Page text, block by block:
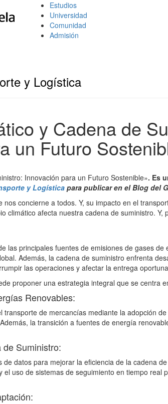
Estudios
Universidad
Comunidad
Admisión
y Logística
y Cadena de
un Futuro
Innovación para un Futuro Sostenible». Es
y Logística para publicar en el Blog del
nos concierne a todos. Y, su impacto en el
climático afecta nuestra cadena de suministro.
las principales fuentes de emisiones de gases
Además, la cadena de suministro enfrenta
las operaciones y afectar la entrega
proponer una estrategia integral que se centra
Renovables:
transporte de mercancías mediante la adopción
la transición a fuentes de energía
Suministro:
datos para mejorar la eficiencia de la cadena
el uso de sistemas de seguimiento en tiempo real